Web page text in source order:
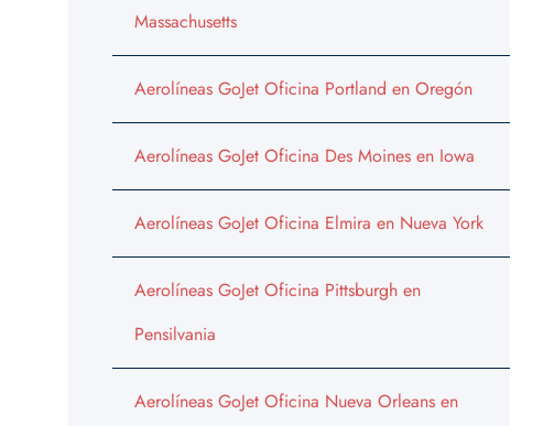
Massachusetts
Aerolíneas GoJet Oficina Portland en Oregón
Aerolíneas GoJet Oficina Des Moines en Iowa
Aerolíneas GoJet Oficina Elmira en Nueva York
Aerolíneas GoJet Oficina Pittsburgh en
Pensilvania
Aerolíneas GoJet Oficina Nueva Orleans en